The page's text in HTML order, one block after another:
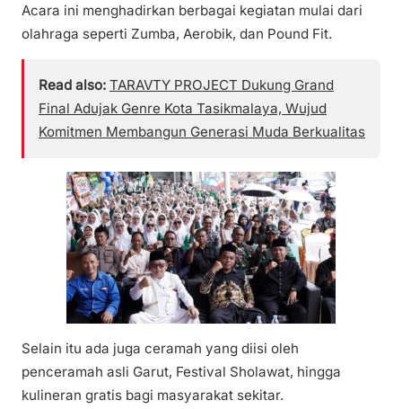
Acara ini menghadirkan berbagai kegiatan mulai dari
olahraga seperti Zumba, Aerobik, dan Pound Fit.
Read also: TARAVTY PROJECT Dukung Grand
Final Adujak Genre Kota Tasikmalaya, Wujud
Komitmen Membangun Generasi Muda Berkualitas
Selain itu ada juga ceramah yang diisi oleh
penceramah asli Garut, Festival Sholawat, hingga
kulineran gratis bagi masyarakat sekitar.